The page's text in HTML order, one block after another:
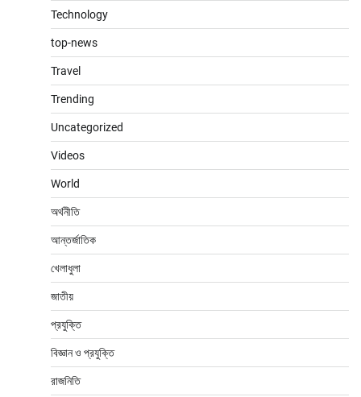
Technology
top-news
Travel
Trending
Uncategorized
Videos
World
অর্থনীতি
আন্তর্জাতিক
খেলাধুলা
জাতীয়
প্রযুক্তি
বিজ্ঞান ও প্রযুক্তি
রাজনিতি